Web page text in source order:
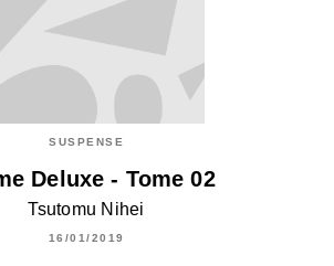
SUSPENSE
Deluxe - Tome 02
Tsutomu Nihei
16/01/2019